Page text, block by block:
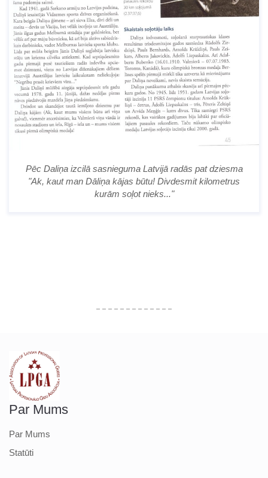
Pēc Daliņa izcilā sasnieguma Latvijā radās pat dziesma
"Ak, kaut man Dāliņa kājas būtu! Divdesmit kilometrus
kurām soļot nieks..."
Par Mums
Par Mums
Statūti